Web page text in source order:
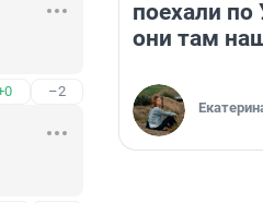
–2
поехали по
они там